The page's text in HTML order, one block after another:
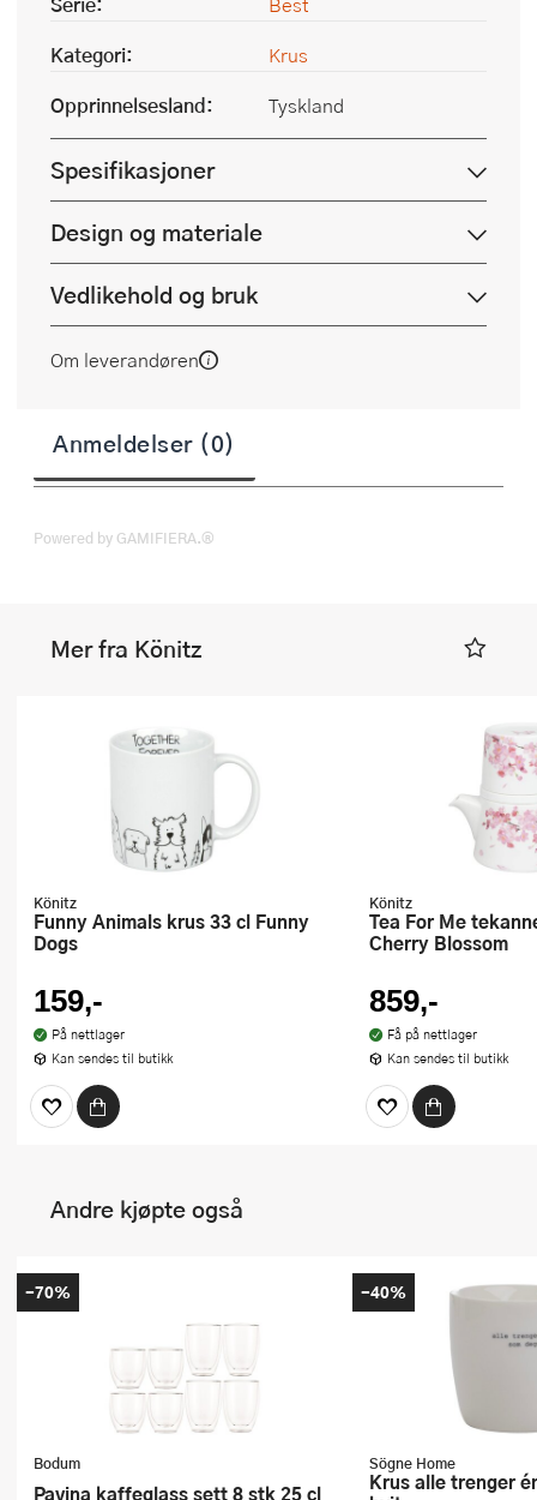
Kategori:
Krus
Opprinnelsesland:
Tyskland
Spesifikasjoner
Design og materiale
Vedlikehold og bruk
Om leverandøren
Anmeldelser (0)
Powered by GAMIFIERA.®
Mer fra Könitz
Könitz
Funny Animals krus 33 cl Funny
Dogs
159,-
På nettlager
Kan sendes til butikk
Könitz
Tea For Me tekanne og krus 40 cl
Cherry Blossom
859,-
Få på nettlager
Kan sendes til butikk
Andre kjøpte også
Bodum
Pavina kaffeglass sett 8 stk 25 cl
-70%
Sögne Home
Krus alle trenger én som deg 30 cl
-40%